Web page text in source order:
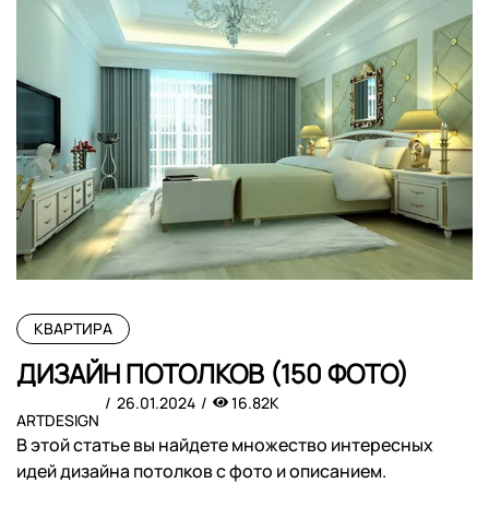
КВАРТИРА
ДИЗАЙН ПОТОЛКОВ (150 ФОТО)
ARTDESIGN
26.01.2024 16.82K
В этой статье вы найдете множество интересных
идей дизайна потолков с фото и описанием.